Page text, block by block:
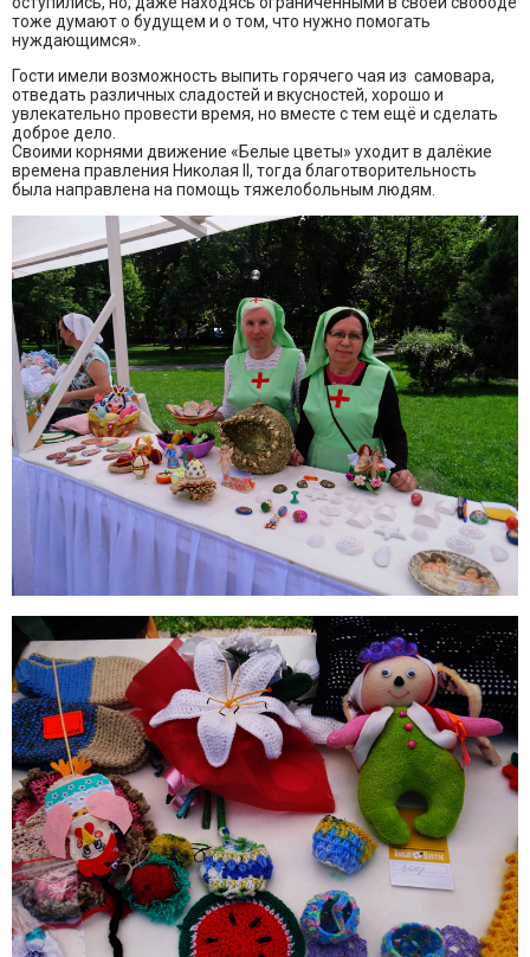
тоже думают о будущем и о том, что нужно помогать
нуждающимся».
Гости имели возможность выпить горячего чая из самовара,
отведать различных сладостей и вкусностей, хорошо и
увлекательно провести время, но вместе с тем ещё и сделать
доброе дело.
Своими корнями движение «Белые цветы» уходит в далёкие
времена правления Николая II, тогда благотворительность
была направлена на помощь тяжелобольным людям.